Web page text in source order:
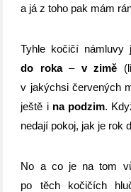
a já z toho pak mám
Tyhle kočičí námluvy
do roka– v zimě
v jakýchsi červených
ještě i na podzim.
nedají pokoj, jak je rok
No a co je na tom
po těch kočičích